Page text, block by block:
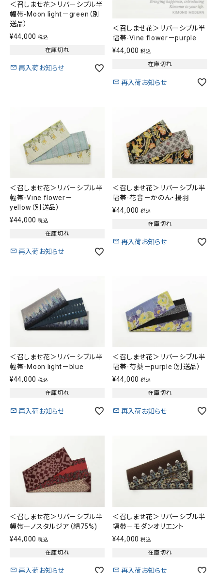
＜召しませ花＞リバーシブル半
幅帯-Moon light－green（別
送品）
¥44,000 税込
在庫切れ
再入荷お知らせ
＜召しませ花＞リバーシブル半
幅帯-Vine flower－purple
¥44,000 税込
在庫切れ
再入荷お知らせ
＜召しませ花＞リバーシブル半
幅帯-Vine flower－
yellow（別送品）
¥44,000 税込
在庫切れ
再入荷お知らせ
＜召しませ花＞リバーシブル半
幅帯-花音－かのん・揚羽
¥44,000 税込
在庫切れ
再入荷お知らせ
＜召しませ花＞リバーシブル半
幅帯-Moon light－blue
¥44,000 税込
在庫切れ
再入荷お知らせ
＜召しませ花＞リバーシブル半
幅帯-芍薬－purple（別送品）
¥44,000 税込
在庫切れ
再入荷お知らせ
＜召しませ花＞リバーシブル半
幅帯ーノスタルジア（絹75%)
¥44,000 税込
在庫切れ
再入荷お知らせ
＜召しませ花＞リバーシブル半
幅帯－モダンオリエント
¥44,000 税込
在庫切れ
再入荷お知らせ